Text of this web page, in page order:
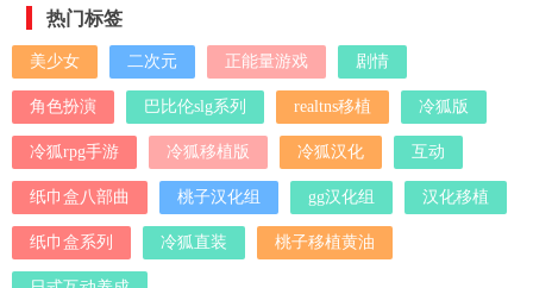
热门标签
美少女 二次元 正能量游戏 剧情
角色扮演 巴比伦slg系列 realtns移植 冷狐版
冷狐rpg手游 冷狐移植版 冷狐汉化 互动
纸巾盒八部曲 桃子汉化组 gg汉化组 汉化移植
纸巾盒系列 冷狐直装 桃子移植黄油